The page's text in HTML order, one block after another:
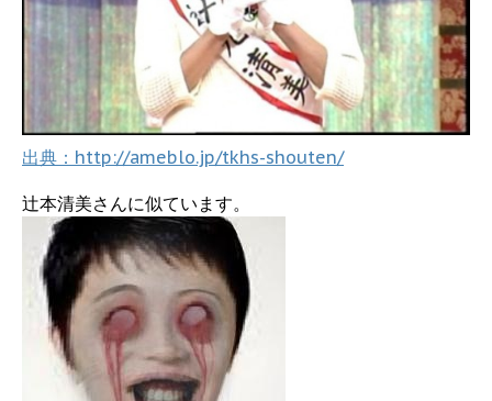
出典：http://ameblo.jp/tkhs-shouten/
辻本清美さんに似ています。